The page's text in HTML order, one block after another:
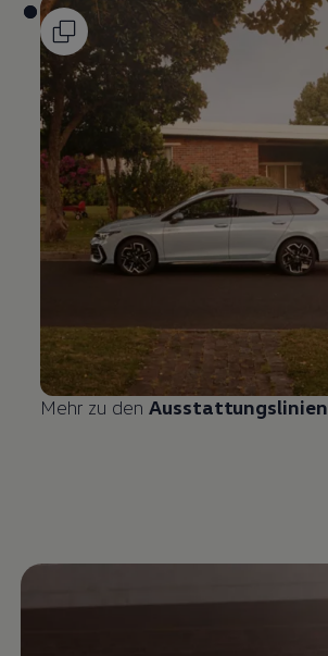
Mehr zu den Ausstattungslinien
Enable fullscreen mode